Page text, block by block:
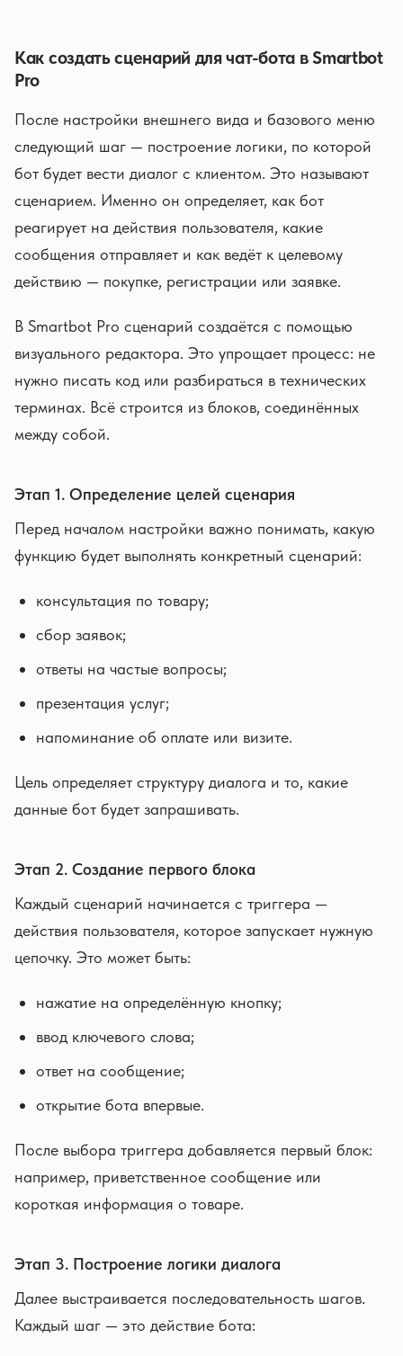
Как создать сценарий для чат-бота в Smartbot
Pro
После настройки внешнего вида и базового меню
следующий шаг — построение логики, по которой
бот будет вести диалог с клиентом. Это называют
сценарием. Именно он определяет, как бот
реагирует на действия пользователя, какие
сообщения отправляет и как ведёт к целевому
действию — покупке, регистрации или заявке.
В Smartbot Pro сценарий создаётся с помощью
визуального редактора. Это упрощает процесс: не
нужно писать код или разбираться в технических
терминах. Всё строится из блоков, соединённых
между собой.
Этап 1. Определение целей сценария
Перед началом настройки важно понимать, какую
функцию будет выполнять конкретный сценарий:
консультация по товару;
сбор заявок;
ответы на частые вопросы;
презентация услуг;
напоминание об оплате или визите.
Цель определяет структуру диалога и то, какие
данные бот будет запрашивать.
Этап 2. Создание первого блока
Каждый сценарий начинается с триггера —
действия пользователя, которое запускает нужную
цепочку. Это может быть:
нажатие на определённую кнопку;
ввод ключевого слова;
ответ на сообщение;
открытие бота впервые.
После выбора триггера добавляется первый блок:
например, приветственное сообщение или
короткая информация о товаре.
Этап 3. Построение логики диалога
Далее выстраивается последовательность шагов.
Каждый шаг — это действие бота: